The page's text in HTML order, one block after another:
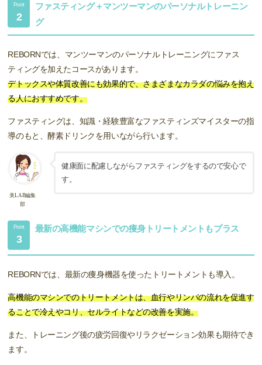
Point
2
ファスティング＋マンツーマンのパーソナルトレーニン
グ
REBORNでは、マンツーマンのパーソナルトレーニングにファス
ティングを加えたコースがあります。
デトックスや体質改善にも効果的で、さまざまなカラダの悩みを抱え
る人におすすめです。
ファスティングは、知識・経験豊富なファスティンズマイスターの指
導のもと、酵素ドリンクを用いながら行います。
美LAB編集
部
健康面に配慮しながらファスティングをするので安心で
す。
Point
3
最新の高機能マシンでの痩身トリートメントもプラス
REBORNでは、最新の痩身機器を使ったトリートメントも導入。
高機能のマシンでのトリートメントは、血行やリンパの流れを促進す
ることで冷えやコリ、セルライトなどの改善を実施。
また、トレーニング後の疲労回復やリラクゼーション効果も期待でき
ます。